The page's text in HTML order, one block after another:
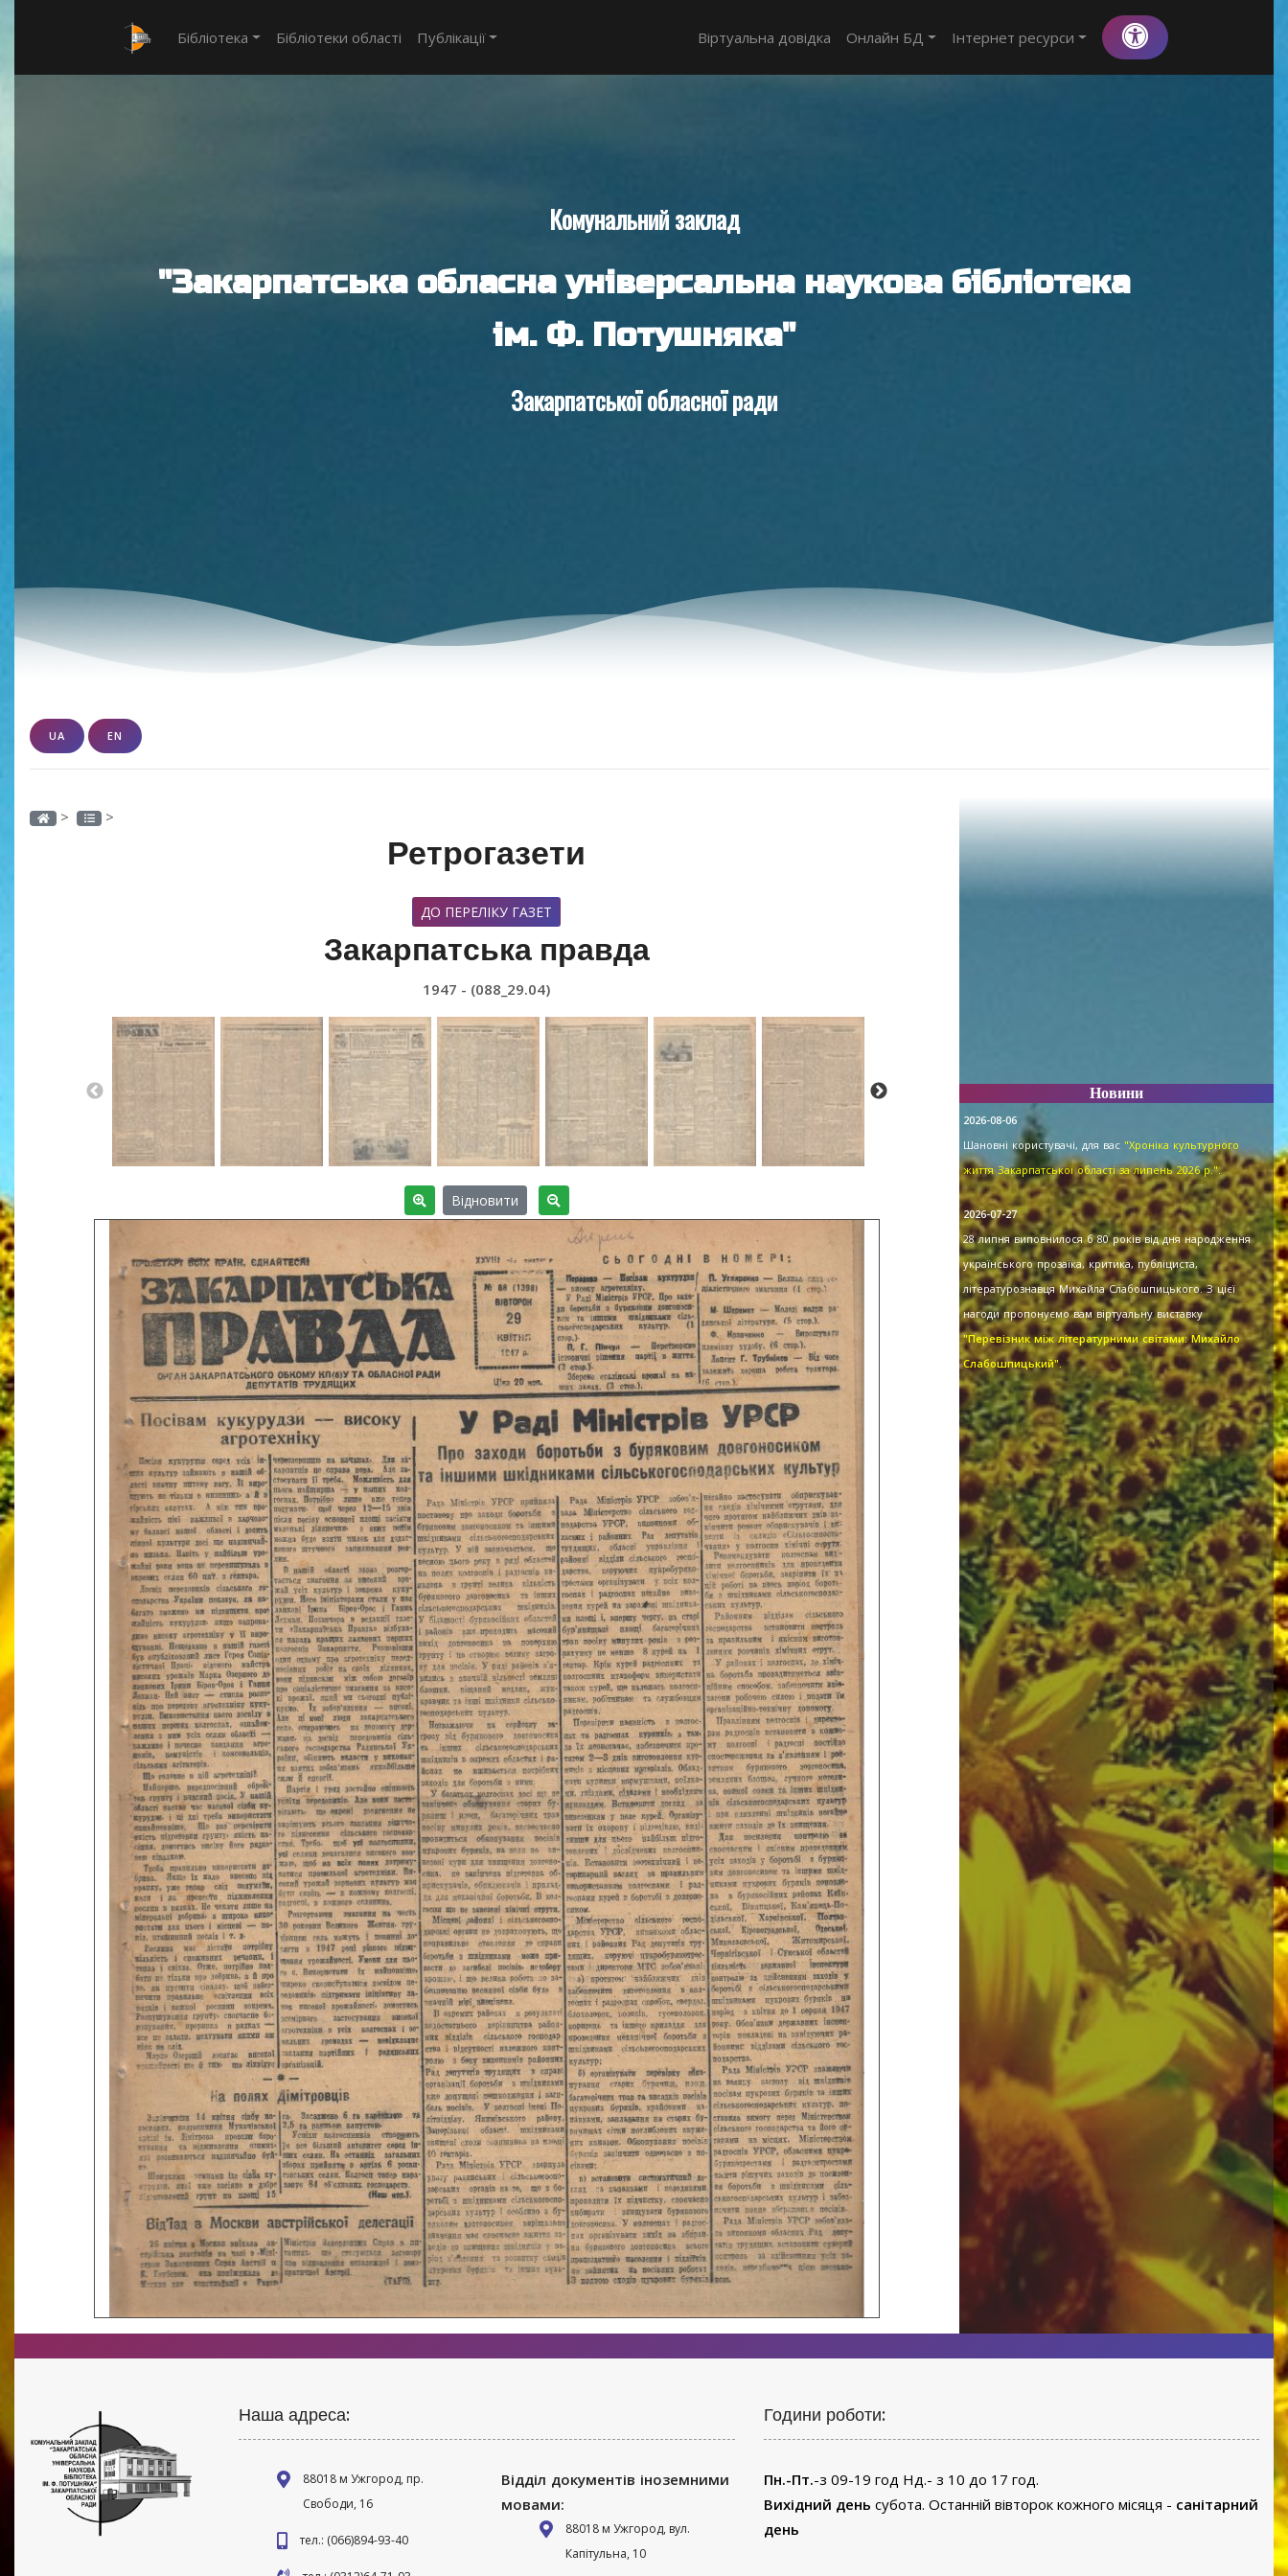
Бібліотека Бібліотеки області Публікації Віртуальна довідка Онлайн БД Інтернет ресурси
Комунальний заклад
"Закарпатська обласна універсальна наукова бібліотека
ім. Ф. Потушняка"
Закарпатської обласної ради
UA EN
> >
Ретрогазети
ДО ПЕРЕЛІКУ ГАЗЕТ
Закарпатська правда
1947 - (088_29.04)
Відновити
Новини
2026-08-06
Шановні користувачі, для вас "Хроніка культурного
життя Закарпатської області за липень 2026 р.".
2026-07-27
28 липня виповнилося б 80 років від дня народження
українського прозаїка, критика, публіциста,
літературознавця Михайла Слабошпицького. З цієї
нагоди пропонуємо вам віртуальну виставку
"Перевізник між літературними світами: Михайло
Слабошпицький".
Наша адреса:
88018 м Ужгород, пр.
Свободи, 16
тел.: (066)894-93-40
Відділ документів іноземними
мовами:
88018 м Ужгород, вул.
Капітульна, 10
Години роботи:
Пн.-Пт.-з 09-19 год Нд.- з 10 до 17 год.
Вихідний день субота. Останній вівторок кожного місяця - санітарний
день